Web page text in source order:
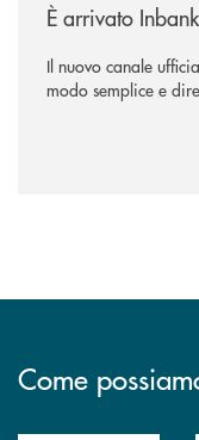
È arrivato
Il nuovo canale
modo semplice e
Come